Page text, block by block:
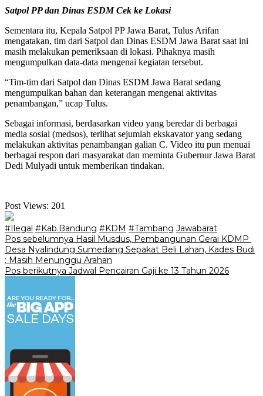
Satpol PP dan Dinas ESDM Cek ke Lokasi
Sementara itu, Kepala Satpol PP Jawa Barat, Tulus Arifan
mengatakan, tim dari Satpol dan Dinas ESDM Jawa Barat saat ini
masih melakukan pemeriksaan di lokasi. Pihaknya masih
mengumpulkan data-data mengenai kegiatan tersebut.
“Tim-tim dari Satpol dan Dinas ESDM Jawa Barat sedang
mengumpulkan bahan dan keterangan mengenai aktivitas
penambangan,” ucap Tulus.
Sebagai informasi, berdasarkan video yang beredar di berbagai
media sosial (medsos), terlihat sejumlah ekskavator yang sedang
melakukan aktivitas penambangan galian C. Video itu pun menuai
berbagai respon dari masyarakat dan meminta Gubernur Jawa Barat
Dedi Mulyadi untuk memberikan tindakan.
Post Views: 201
#Ilegal #Kab.Bandung #KDM #Tambang Jawabarat
Navigasi
pos
Pos sebelumnya ‎Hasil Musdus, Pembangunan Gerai KDMP
Desa Nyalindung Sumedang Sepakat Beli Lahan, Kades Budi
: Masih Menunggu Arahan
Pos berikutnya Jadwal Pencairan Gaji ke 13 Tahun 2026